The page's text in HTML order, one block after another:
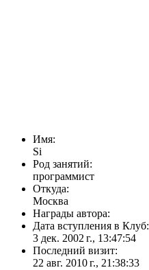
Имя:
Si
Род занятий:
программист
Откуда:
Москва
Награды автора:
Дата вступления в Клуб:
3 дек. 2002 г., 13:47:54
Последний визит:
22 авг. 2010 г., 21:38:33